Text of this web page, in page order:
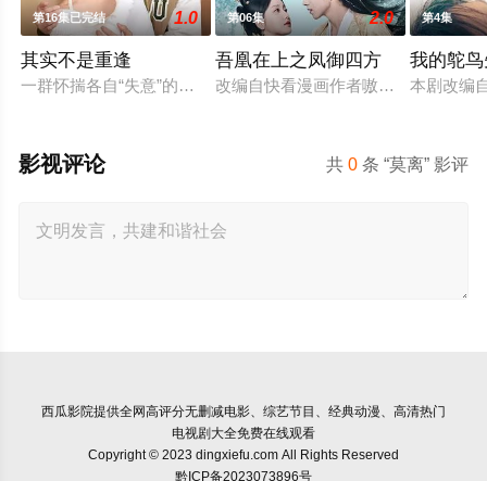
第16集已完结 1.0
其实不是重逢
一群怀揣各自“失意”的年轻人，在沿海小城南安相遇相知，他
第06集 2.0
吾凰在上之凤御四方
改编自快看漫画作者嗷小泽的独家连
第4集
我的鸵
本剧改编
共0 条 “莫离” 影评
影视评论
西瓜影院提供全网高评分无删减电影、综艺节目、经典动漫、高清热门
电视剧大全免费在线观看
Copyright © 2023 dingxiefu.com All Rights Reserved
黔ICP备2023073896号